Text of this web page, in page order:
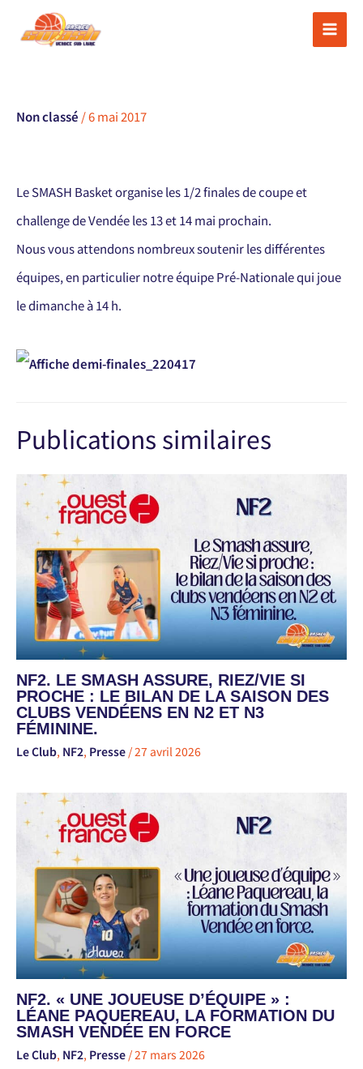
Non classé /6 mai 2017
Le SMASH Basket organise les 1/2 finales de coupe et
challenge de Vendée les 13 et 14 mai prochain.
Nous vous attendons nombreux soutenir les différentes
équipes, en particulier notre équipe Pré-Nationale qui joue
le dimanche à 14 h.
Publications similaires
NF2. LE SMASH ASSURE, RIEZ/VIE SI
PROCHE : LE BILAN DE LA SAISON DES
CLUBS VENDÉENS EN N2 ET N3
FÉMININE.
Le Club, NF2, Presse /27 avril 2026
NF2. « UNE JOUEUSE D’ÉQUIPE » :
LÉANE PAQUEREAU, LA FORMATION DU
SMASH VENDÉE EN FORCE
Le Club, NF2, Presse /27 mars 2026